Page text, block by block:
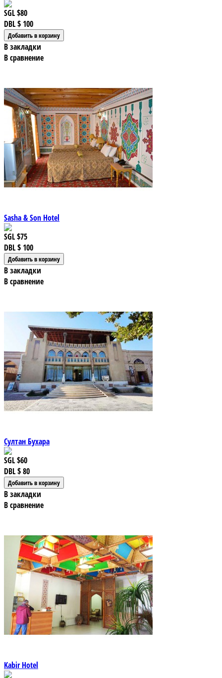
SGL$80
DBL$ 100
В закладки
В сравнение
Sasha & Son Hotel
SGL$75
DBL$ 100
В закладки
В сравнение
Султан Бухара
SGL$60
DBL$ 80
В закладки
В сравнение
Kabir Hotel